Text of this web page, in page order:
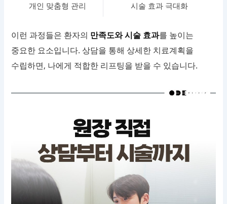
개인 맞춤형 관리 시술 효과 극대화
이런 과정들은 환자의 만족도와 시술 효과를 높이는
중요한 요소입니다. 상담을 통해 상세한 치료계획을
수립하면, 나에게 적합한 리프팅을 받을 수 있습니다.